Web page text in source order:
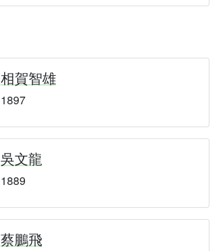
相賀智雄
1897
吳文龍
1889
蔡鵬飛